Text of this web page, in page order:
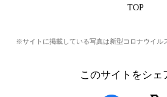
※サイトに掲載している写真は新型コロナウイル
このサイトをシェ